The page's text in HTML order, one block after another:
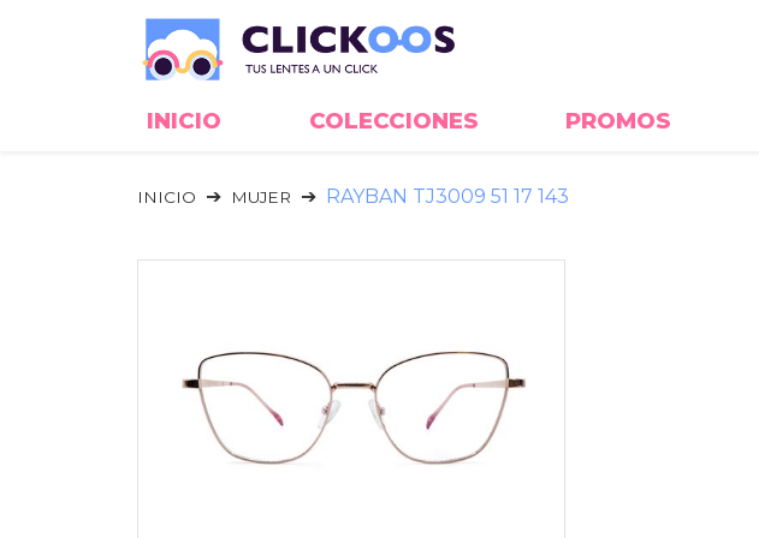
INICIO COLECCIONES PROMOS
INICIO MUJER RAYBAN TJ3009 51 17 143